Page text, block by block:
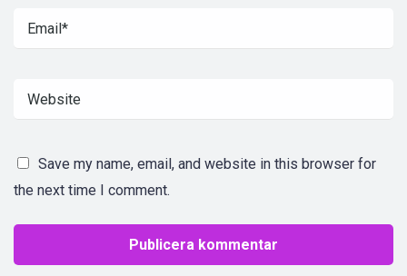
Save my name, email, and website in this browser for
the next time I comment.